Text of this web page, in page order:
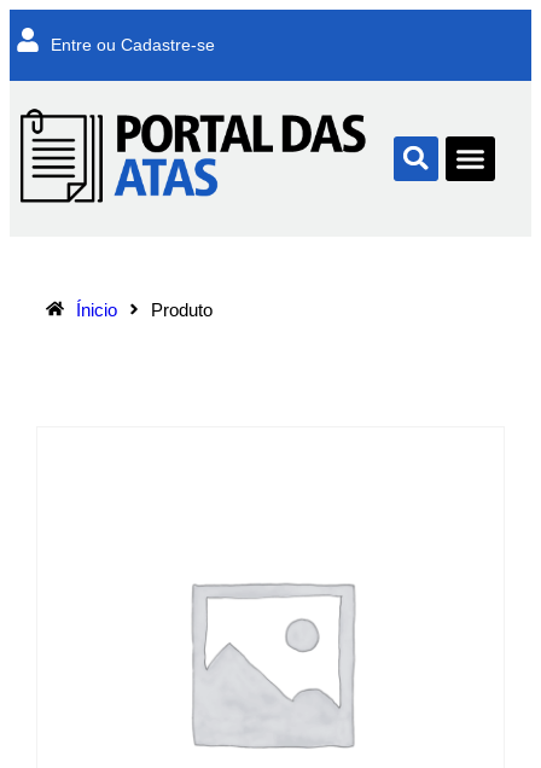
Entre ou Cadastre-se
Ínicio Produto